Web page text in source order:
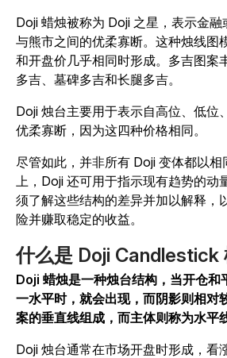
Doji 蜡烛被称为 Doji 之星，表示金
与熊市之间的优柔寡断。这种烛线图
和开盘价几乎相同时形成。多吉图案
多吉、墓碑多吉和长腿多吉。
Doji 烛台主要用于表示自高位、低位
优柔寡断，因为这四种价格相同。
尽管如此，并非所有 Doji 变体都以
上，Doji 还可用于指示现有趋势的动
须了解这些结构的差异并加以解释，
险并赚取稳定的收益。
什么是 Doji Candlestick
Doji 蜡烛是一种烛台结构，当开仓和
一水平时，就会出现，而阴影则相对
案的垂直线组成，而主体则称为水平线
Doji 烛台通常在市场开盘时形成，看